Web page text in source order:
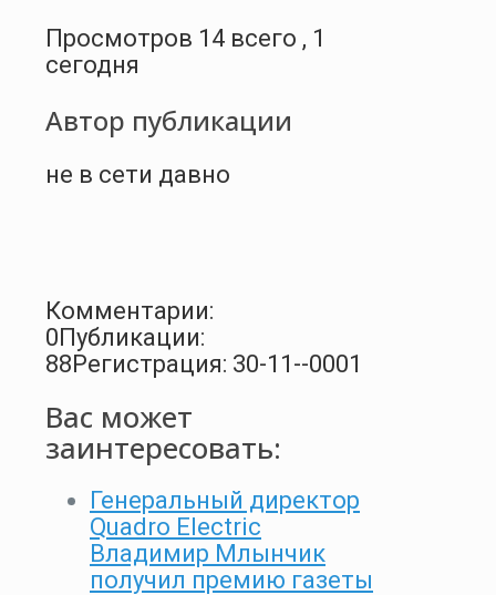
Просмотров 14 всего , 1
сегодня
Автор публикации
не в сети давно
Комментарии:
0Публикации:
88Регистрация: 30-11--0001
Вас может
заинтересовать:
Генеральный директор
Quadro Electric
Владимир Млынчик
получил премию газеты